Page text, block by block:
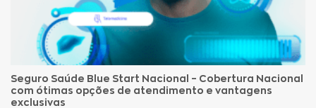
Seguro Saúde Blue Start Nacional – Cobertura Nacional
com ótimas opções de atendimento e vantagens
exclusivas